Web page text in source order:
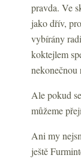
pravda. Ve
jako dřív,
vybírány
koktejlem
nekonečnou
Ale pokud
můžeme
Ani my
ještě